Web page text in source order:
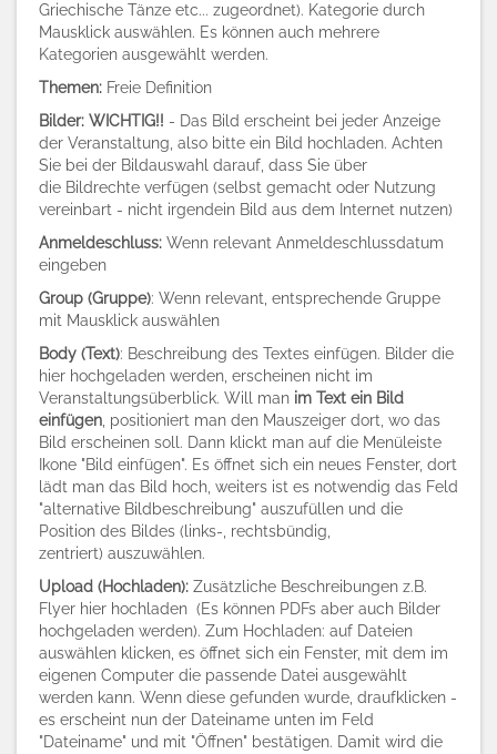
Griechische Tänze etc... zugeordnet). Kategorie durch
Mausklick auswählen. Es können auch mehrere
Kategorien ausgewählt werden.
Themen: Freie Definition
Bilder: WICHTIG!! - Das Bild erscheint bei jeder Anzeige
der Veranstaltung, also bitte ein Bild hochladen. Achten
Sie bei der Bildauswahl darauf, dass Sie über
die Bildrechte verfügen (selbst gemacht oder Nutzung
vereinbart - nicht irgendein Bild aus dem Internet nutzen)
Anmeldeschluss: Wenn relevant Anmeldeschlussdatum
eingeben
Group (Gruppe): Wenn relevant, entsprechende Gruppe
mit Mausklick auswählen
Body (Text): Beschreibung des Textes einfügen. Bilder die
hier hochgeladen werden, erscheinen nicht im
Veranstaltungsüberblick. Will man im Text ein Bild
einfügen , positioniert man den Mauszeiger dort, wo das
Bild erscheinen soll. Dann klickt man auf die Menüleiste
Ikone "Bild einfügen". Es öffnet sich ein neues Fenster, dort
lädt man das Bild hoch, weiters ist es notwendig das Feld
"alternative Bildbeschreibung" auszufüllen und die
Position des Bildes (links-, rechtsbündig,
zentriert) auszuwählen.
Upload (Hochladen): Zusätzliche Beschreibungen z.B.
Flyer hier hochladen (Es können PDFs aber auch Bilder
hochgeladen werden). Zum Hochladen: auf Dateien
auswählen klicken, es öffnet sich ein Fenster, mit dem im
eigenen Computer die passende Datei ausgewählt
werden kann. Wenn diese gefunden wurde, draufklicken -
es erscheint nun der Dateiname unten im Feld
"Dateiname" und mit "Öffnen" bestätigen. Damit wird die